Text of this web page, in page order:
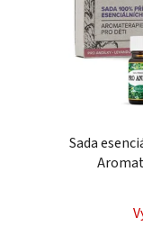
Sada